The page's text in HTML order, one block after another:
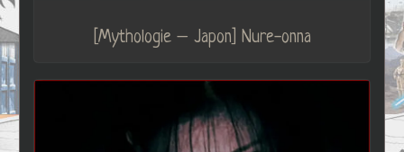
[Mythologie – Japon] Nure-onna